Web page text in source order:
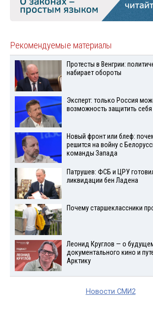
Рекомендуемые материалы
Протесты в Венгрии:
набирает обороты
Эксперт: только Россия
возможность защитить себя
Новый фронт или блеф:
решится на войну с
команды Запада
Патрушев: ФСБ и ЦРУ
ликвидации бен Ладена
Почему старшеклассники
Леонид Круглов — о
документального кино и
Арктику
Новости СМИ2